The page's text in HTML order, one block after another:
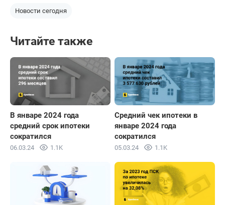
Новости сегодня
Читайте также
В январе 2024 года
средний срок ипотеки
сократился
06.03.24 1.1K
Средний чек ипотеки в
январе 2024 года
сократился
05.03.24 1.1K